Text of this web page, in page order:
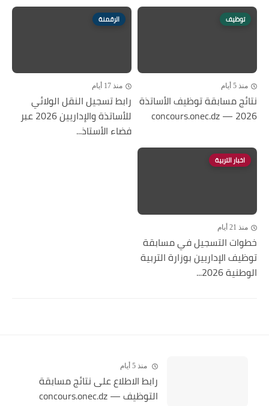
توظيف
منذ 5 أيام
نتائج مسابقة توظيف الأساتذة
2026 — concours.onec.dz
الرقمنة
منذ 17 أيام
رابط تسجيل النقل الولائي
للأساتذة والإداريين 2026 عبر
فضاء الأستاذ...
اخبار التربية
منذ 21 أيام
خطوات التسجيل في مسابقة
توظيف الإداريين بوزارة التربية
الوطنية 2026...
منذ 5 أيام
رابط الاطلاع على نتائج مسابقة
التوظيف — concours.onec.dz